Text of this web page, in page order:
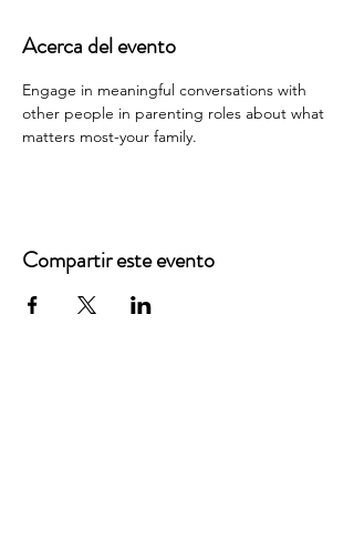
Acerca del evento
Engage in meaningful conversations with
other people in parenting roles about what
matters most-your family.
Compartir este evento